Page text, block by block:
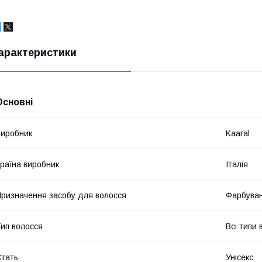
Kaaral
виробник Італія
засобу для волосся
волосся Всі типи
Унісекс